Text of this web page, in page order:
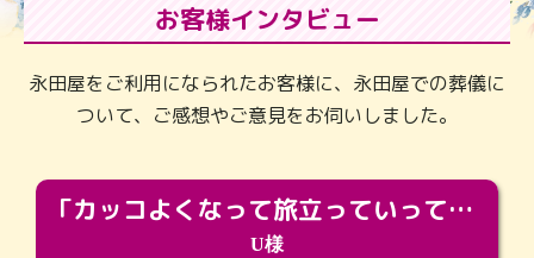
お客様インタビュー
永田屋をご利用になられたお客様に、永田屋での葬儀に
ついて、ご感想やご意見をお伺いしました。
「カッコよくなって旅立っていってくれました（笑）もっとカッコいいって言ってあげればよかったな」
U様